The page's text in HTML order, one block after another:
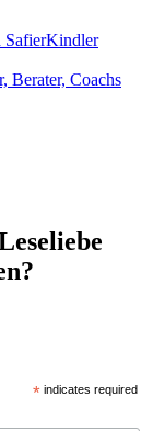
SafierKindler
Berater, Coachs
* indicates required